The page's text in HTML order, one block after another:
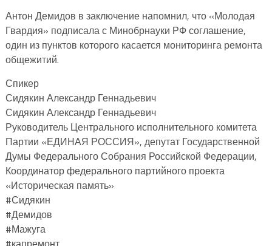
Антон Демидов в заключение напомнил, что «Молодая
Гвардия» подписала с Минобрнауки РФ соглашение,
один из пунктов которого касается мониторинга ремонта
общежитий.
Спикер
Сидякин Александр Геннадьевич
Сидякин Александр Геннадьевич
Руководитель Центрального исполнительного комитета
Партии «ЕДИНАЯ РОССИЯ», депутат Государственной
Думы Федерального Собрания Российской Федерации,
Координатор федерального партийного проекта
«Историческая память»
#Сидякин
#Демидов
#Мажуга